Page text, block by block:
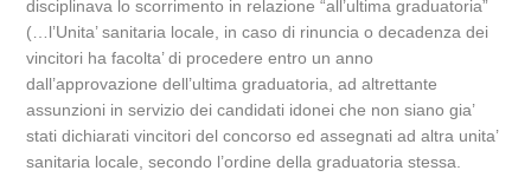
disciplinava lo scorrimento in relazione “all’ultima graduatoria”
(…l’Unita’ sanitaria locale, in caso di rinuncia o decadenza dei
vincitori ha facolta’ di procedere entro un anno
dall’approvazione dell’ultima graduatoria, ad altrettante
assunzioni in servizio dei candidati idonei che non siano gia’
stati dichiarati vincitori del concorso ed assegnati ad altra unita’
sanitaria locale, secondo l’ordine della graduatoria stessa.